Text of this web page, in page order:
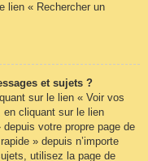
lien « Rechercher un
et sujets ?
sur le lien « Voir vos
en cliquant sur le lien
votre propre page de
» depuis n’importe
utilisez la page de